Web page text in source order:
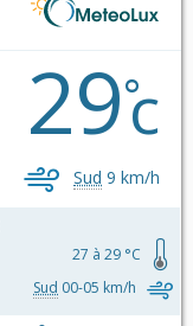
29°c
Sud 9 km/h
27 à 29 °C
Sud 00-05 km/h